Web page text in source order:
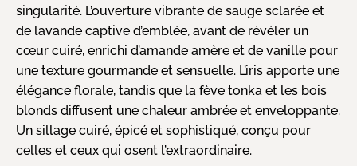
singularité. L’ouverture vibrante de sauge sclarée et
de lavande captive d’emblée, avant de révéler un
cœur cuiré, enrichi d’amande amère et de vanille pour
une texture gourmande et sensuelle. L’iris apporte une
élégance florale, tandis que la fève tonka et les bois
blonds diffusent une chaleur ambrée et enveloppante.
Un sillage cuiré, épicé et sophistiqué, conçu pour
celles et ceux qui osent l’extraordinaire.